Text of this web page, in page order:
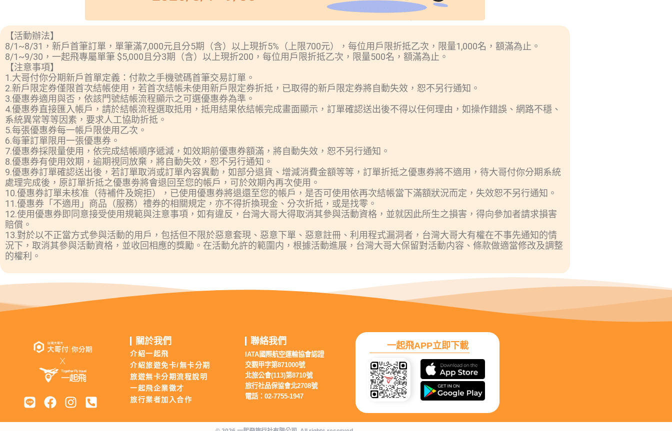
【活動辦法】
8/1~8/31，新戶首筆訂單，單筆滿7,000元且分5期（含）以上現折5%（上限700元），每位用戶限折抵乙次，限量1,000名，額滿為止。
8/1~9/30，一起飛專屬單筆 $5,000且分3期（含）以上現折200，每位用戶限折抵乙次，限量500名，額滿為止。
【注意事項】
1.大哥付你分期新戶首單定義：付款之手機號碼首筆交易訂單。
2.新戶限定券僅限首次結帳使用，若首次結帳未使用新戶限定券折抵，已取得的新戶限定券將自動失效，恕不另行通知。
3.優惠券適用與否，依該門號結帳流程顯示之可選優惠券為準。
4.優惠券直接匯入帳戶，請於結帳流程選取抵用，抵用結果依結帳完成畫面顯示，訂單確認送出後不得以任何理由，如操作錯誤、網路不穩、
系統異常等等因素，要求人工協助折抵。
5.每張優惠券每一帳戶限使用乙次。
6.每筆訂單限用一張優惠券。
7.優惠券採限量使用，依完成結帳順序遞減，如效期前優惠券額滿，將自動失效，恕不另行通知。
8.優惠券有使用效期，逾期視同放棄，將自動失效，恕不另行通知。
9.優惠券訂單確認送出後，若訂單取消或訂單內容異動，如部分退貨、增減消費金額等等，訂單折抵之優惠券將不適用，待大哥付你分期系統
處理完成後，原訂單折抵之優惠劵將會退回至您的帳戶，可於效期內再次使用。
10.優惠券訂單未核准（待補件及婉拒），已使用優惠券將退還至您的帳戶，是否可使用依再次結帳當下滿額狀況而定，失效恕不另行通知。
11.優惠券「不適用」商品（服務）禮券的相關規定，亦不得折換現金、分次折抵，或是找零。
12.使用優惠券即同意接受使用規範與注意事項，如有違反，台灣大哥大得取消其參與活動資格，並就因此所生之損害，得向參加者請求損害
賠償。
13.對於以不正當方式參與活動的用戶，包括但不限於惡意套現、惡意下單、惡意註冊、利用程式漏洞者，台灣大哥大有權在不事先通知的情
況下，取消其參與活動資格，並收回相應的獎勵。在活動允許的範圍内，根據活動進展，台灣大哥大保留對活動内容、條款做適當修改及調整
的權利。
關於我們
介紹一起飛
介紹旅遊免卡/無卡分期
旅遊無卡分期流程說明
一起飛企業徵才
旅行業者加入合作
聯絡我們
IATA國際航空運輸協會認證
交觀甲字第871000號
北旅公會(113)第8710號
旅行社品保協會北2708號
電話：02-7755-1947
一起飛APP立即下載